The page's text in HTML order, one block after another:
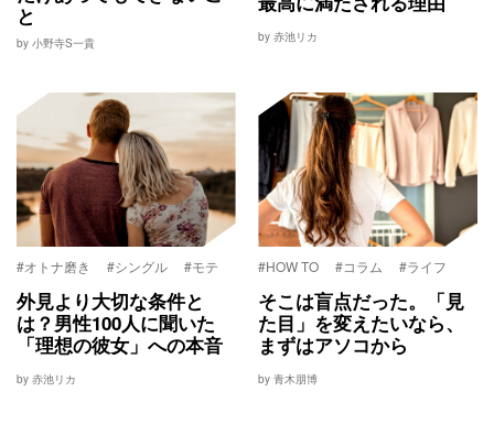
と
by 小野寺S一貴 by 赤池リカ
#オトナ磨き #シングル #モテ
外見より大切な条件と
は？男性100人に聞いた
「理想の彼女」への本音
by 赤池リカ
#HOW TO #コラム #ライフ
そこは盲点だった。「見
た目」を変えたいなら、
まずはアソコから
by 青木朋博